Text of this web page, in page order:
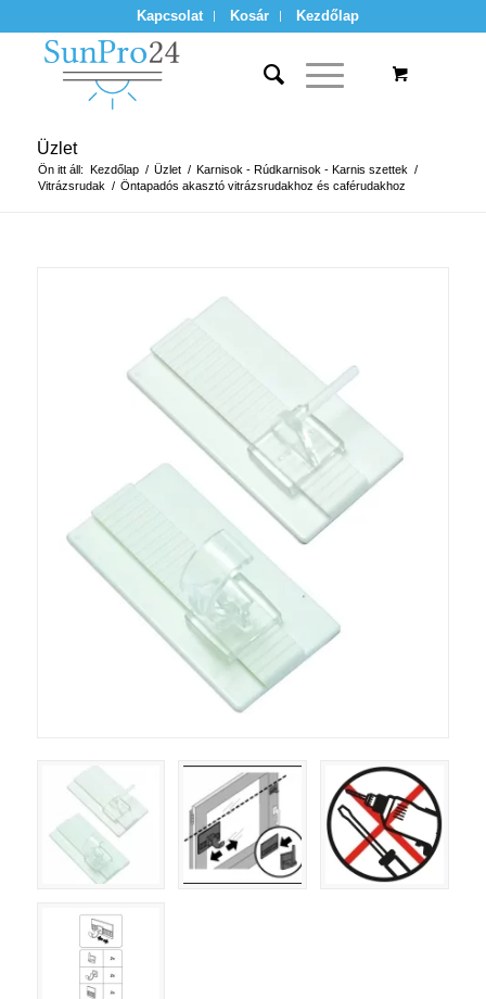
Kapcsolat Kosár Kezdőlap
Üzlet
Ön itt áll: Kezdőlap / Üzlet / Karnisok - Rúdkarnisok - Karnis szettek /
Vitrázsrudak / Öntapadós akasztó vitrázsrudakhoz és caférudakhoz